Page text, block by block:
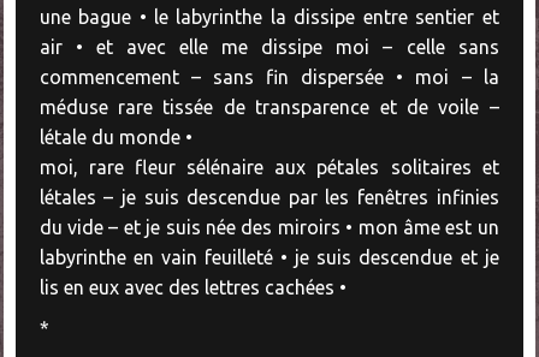
une bague • le labyrinthe la dissipe entre sentier et
air • et avec elle me dissipe moi – celle sans
commencement – sans fin dispersée • moi – la
méduse rare tissée de transparence et de voile –
létale du monde •
moi, rare fleur sélénaire aux pétales solitaires et
létales – je suis descendue par les fenêtres infinies
du vide – et je suis née des miroirs • mon âme est un
labyrinthe en vain feuilleté • je suis descendue et je
lis en eux avec des lettres cachées •
*